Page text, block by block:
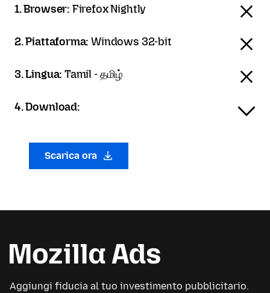
1. Browser: Firefox Nightly
2. Piattaforma:Windows 32-bit
3. Lingua:Tamil - தமிழ்
4. Download:
Scarica ora
Aggiungi fiducia al tuo investimento pubblicitario.